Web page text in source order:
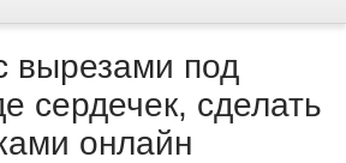
вырезами под
сердечек, сделать
онлайн